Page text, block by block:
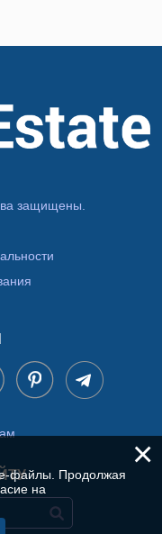
защищены.
×
файлы. Продолжая
на